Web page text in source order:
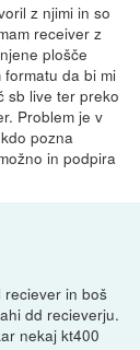
z njimi in so
receiver z
plošče
da bi mi
sb live ter preko
Problem je v
pozna
in podpira
reciever in boš
dd recieverju.
nekaj kt400